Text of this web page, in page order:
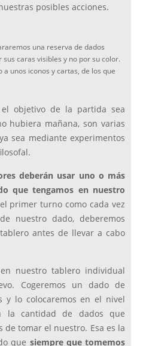
posibles acciones.
una reserva de dados
caras visibles y no por su color.
unos iconos y cartas, de los que
el objetivo de la partida sea
hubiera mañana, son varias
sea mediante experimentos
deberán usar uno o más
que tengamos en nuestro
primer turno como cada vez
nuestro dado, deberemos
antes de llevar a cabo
nuestro tablero individual
Cogeremos un dado de
y lo colocaremos en el nivel
la cantidad de dados que
de tomar el nuestro. Esa es la
que siempre que tomemos